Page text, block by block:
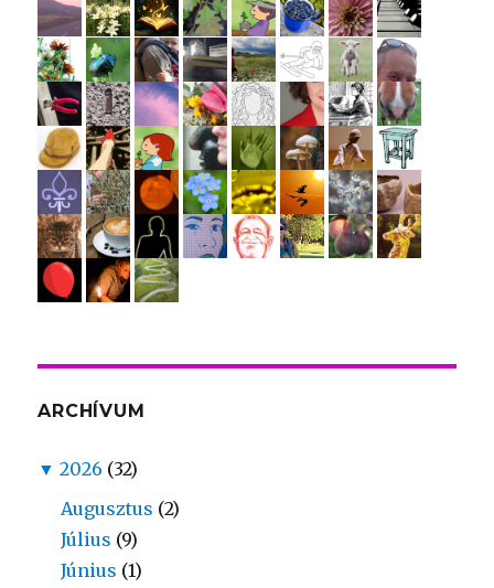
ARCHÍVUM
▼ 2026 (32)
Augusztus (2)
Július (9)
Június (1)